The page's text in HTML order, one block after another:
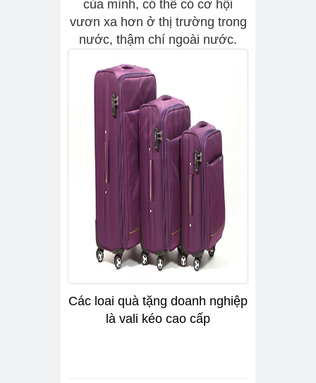
của mình, có thể có cơ hội
vươn xa hơn ở thị trường trong
nước, thậm chí ngoài nước.
Các loai quà tặng doanh nghiệp
là vali kéo cao cấp